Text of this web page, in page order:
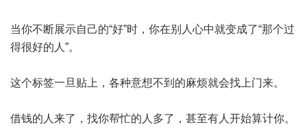
当你不断展示自己的“好”时，你在别人心中就变成了“那个过
得很好的人”。
这个标签一旦贴上，各种意想不到的麻烦就会找上门来。
借钱的人来了，找你帮忙的人多了，甚至有人开始算计你。